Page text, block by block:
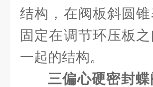
结构，在阀板斜圆
固定在调节环压板
一起的结构。
三偏心硬密封